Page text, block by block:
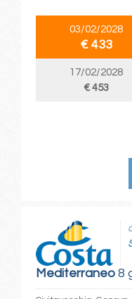
03/02/2028
€ 433
17/02/2028
€ 453
Mediterraneo8